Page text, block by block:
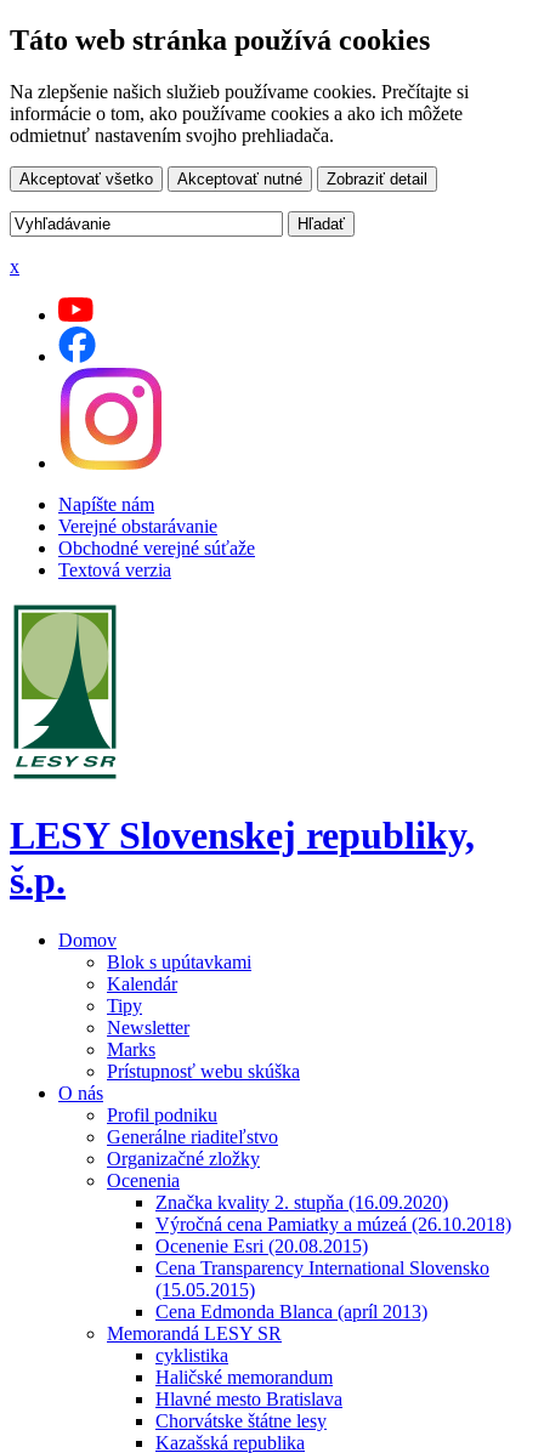
Táto web stránka používá cookies
Na zlepšenie našich služieb používame cookies. Prečítajte si
informácie o tom, ako používame cookies a ako ich môžete
odmietnuť nastavením svojho prehliadača.
Akceptovať všetko Akceptovať nutné Zobraziť detail
x
Napíšte nám
Verejné obstarávanie
Obchodné verejné súťaže
Textová verzia
LESY Slovenskej republiky,
š.p.
Domov
Blok s upútavkami
Kalendár
Tipy
Newsletter
Marks
Prístupnosť webu skúška
O nás
Profil podniku
Generálne riaditeľstvo
Organizačné zložky
Ocenenia
Značka kvality 2. stupňa (16.09.2020)
Výročná cena Pamiatky a múzeá (26.10.2018)
Ocenenie Esri (20.08.2015)
Cena Transparency International Slovensko
(15.05.2015)
Cena Edmonda Blanca (apríl 2013)
Memorandá LESY SR
cyklistika
Haličské memorandum
Hlavné mesto Bratislava
Chorvátske štátne lesy
Kazašská republika